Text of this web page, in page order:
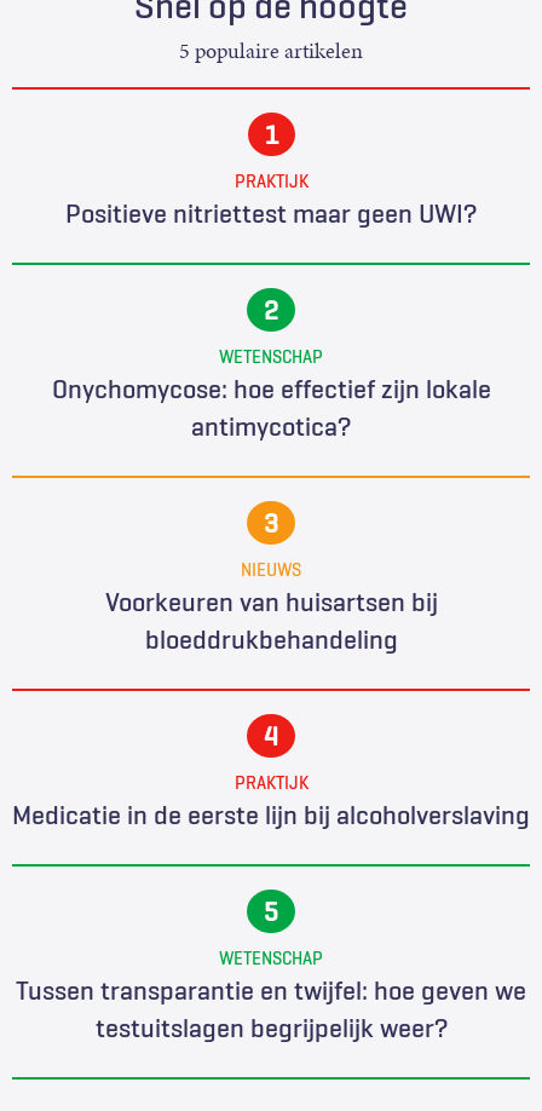
5 populaire artikelen
PRAKTIJK
Positieve nitriettest maar geen UWI?
WETENSCHAP
Onychomycose: hoe effectief zijn lokale
antimycotica?
NIEUWS
Voorkeuren van huisartsen bij
bloeddrukbehandeling
PRAKTIJK
Medicatie in de eerste lijn bij alcoholverslaving
WETENSCHAP
Tussen transparantie en twijfel: hoe geven we
testuitslagen begrijpelijk weer?